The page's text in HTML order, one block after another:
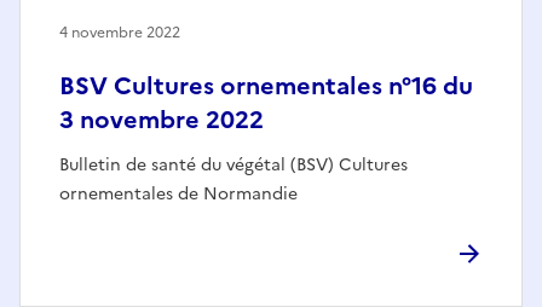
BSV Cultures ornementales n°16 du
3 novembre 2022
Bulletin de santé du végétal (BSV) Cultures
ornementales de Normandie
4 novembre 2022